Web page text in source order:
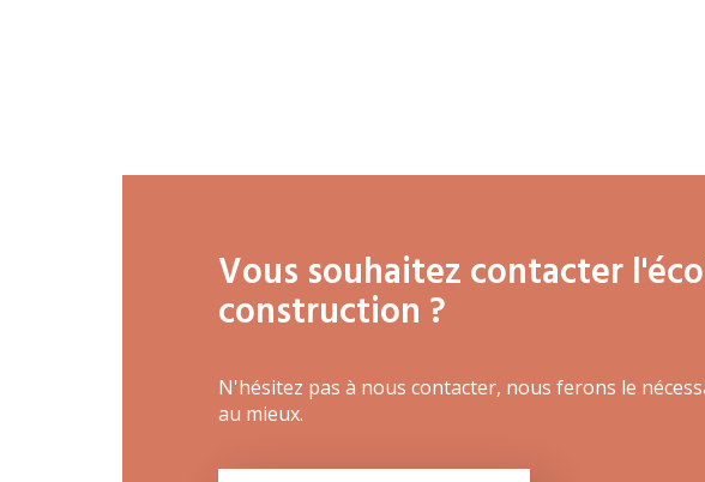
Vous souhaitez contacter
construction ?
N'hésitez pas à nous contacter, nous ferons le
au mieux.